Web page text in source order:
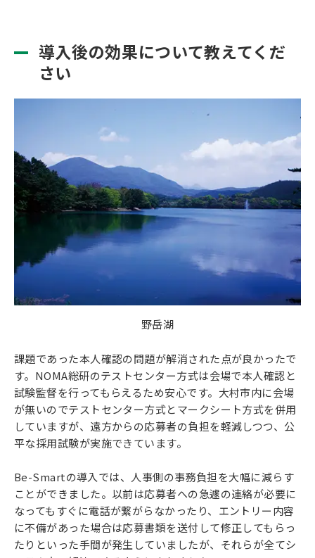
導入後の効果について教えてくだ
さい
野岳湖
課題であった本人確認の問題が解消された点が良かったで
す。NOMA総研のテストセンター方式は会場で本人確認と
試験監督を行ってもらえるため安心です。大村市内に会場
が無いのでテストセンター方式とマークシート方式を併用
していますが、遠方からの応募者の負担を軽減しつつ、公
平な採用試験が実施できています。
Be-Smartの導入では、人事側の事務負担を大幅に減らす
ことができました。以前は応募者への急遽の連絡が必要に
なってもすぐに電話が繋がらなかったり、エントリー内容
に不備があった場合は応募書類を送付して修正してもらっ
たりといった手間が発生していましたが、それらが全てシ